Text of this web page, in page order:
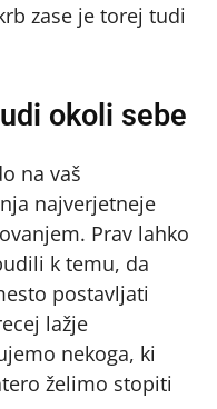
zase je torej tudi
okoli sebe
na vaš
najverjetneje
Prav lahko
k temu, da
postavljati
lažje
nekoga, ki
želimo stopiti